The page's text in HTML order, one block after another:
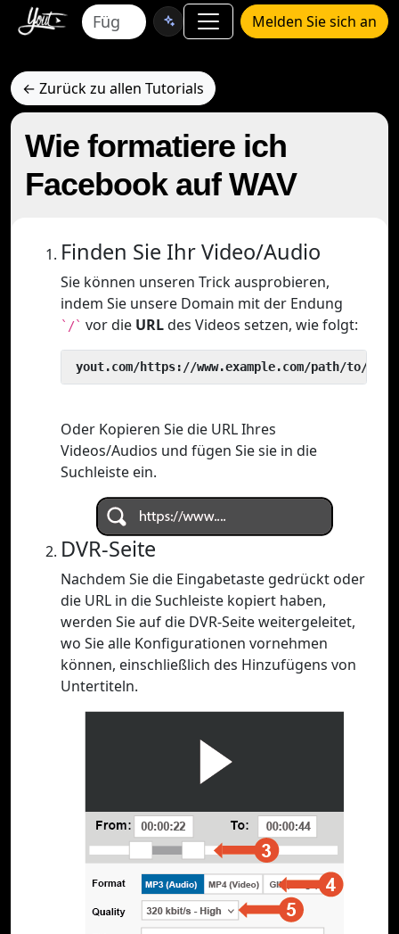
Melden Sie sich an
← Zurück zu allen Tutorials
Wie formatiere ich
Facebook auf WAV
Finden Sie Ihr Video/Audio
Sie können unseren Trick ausprobieren,
indem Sie unsere Domain mit der Endung
`/` vor die URLdes Videos setzen, wie folgt:
yout.com/https://www.example.com/path/to/
Oder Kopieren Sie die URL Ihres
Videos/Audios und fügen Sie sie in die
Suchleiste ein.
DVR-Seite
Nachdem Sie die Eingabetaste gedrückt oder
die URL in die Suchleiste kopiert haben,
werden Sie auf die DVR-Seite weitergeleitet,
wo Sie alle Konfigurationen vornehmen
können, einschließlich des Hinzufügens von
Untertiteln.